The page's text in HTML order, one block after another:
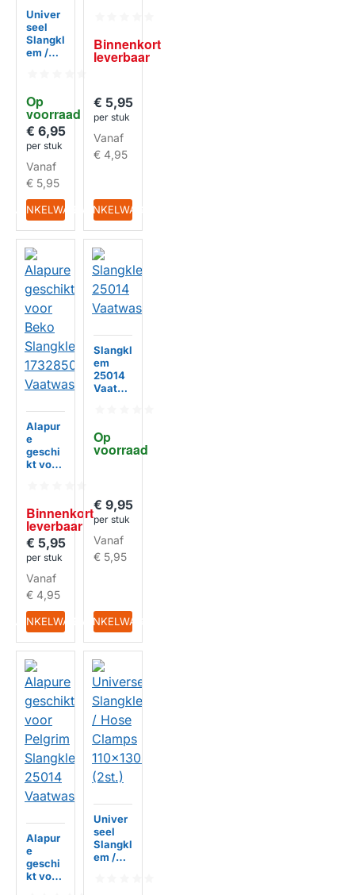
HUISMERK
Op
voorraad
Univer
seel
Slangkl
em /
0mm
(2st.)
€ 6,95
per stuk
Vanaf
€ 5,95
IN WINKELWAGEN
Binnenkort
leverbaar
€ 5,95
per stuk
Vanaf
€ 4,95
IN WINKELWAGEN
HUISMERK
BI
N
N
E
N
K
O
R
T
L
E
V
E
R
B
A
A
R
Binnenkort
leverbaar
Alapur
e
geschi
kt voor
173285
0100
Vaatwa
sser
€ 5,95
per stuk
Vanaf
€ 4,95
IN WINKELWAGEN
HUISMERK
Op
voorraad
Slangkl
em
25014
Vaatwa
€ 9,95
per stuk
Vanaf
€ 5,95
IN WINKELWAGEN
Alapur
e
geschi
kt voor
Univer
seel
Slangkl
em /